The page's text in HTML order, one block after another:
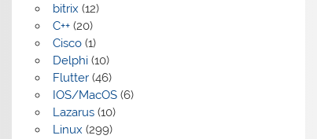
bitrix (12)
C++(20)
Cisco(1)
Delphi(10)
Flutter(46)
IOS/MacOS(6)
Lazarus(10)
Linux (299)